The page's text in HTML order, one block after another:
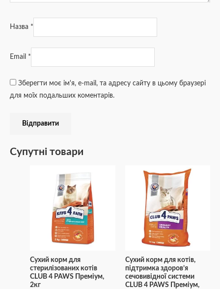
Назва *
Email *
Зберегти моє ім'я, e-mail, та адресу сайту в цьому браузері
для моїх подальших коментарів.
Супутні товари
Сухий корм для
стерилізованих котів
CLUB 4 PAWS Преміум,
2кг
Сухий корм для котів,
підтримка здоров’я
сечовивідної системи
CLUB 4 PAWS Преміум,